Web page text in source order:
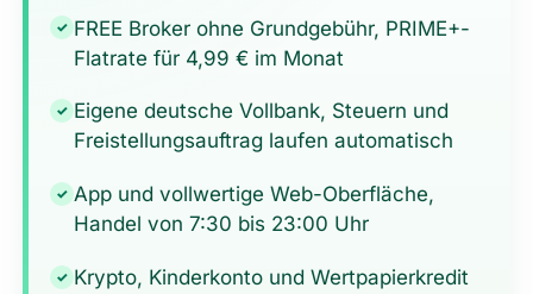
✓ FREE Broker ohne Grundgebühr, PRIME+-
Flatrate für 4,99 € im Monat
✓ Eigene deutsche Vollbank, Steuern und
Freistellungsauftrag laufen automatisch
✓ App und vollwertige Web-Oberfläche,
Handel von 7:30 bis 23:00 Uhr
✓ Krypto, Kinderkonto und Wertpapierkredit